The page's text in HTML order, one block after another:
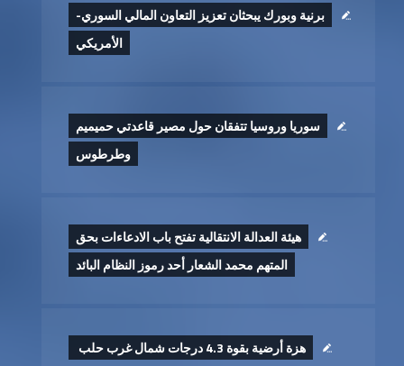
برنية وبورك يبحثان تعزيز التعاون المالي السوري-
الأمريكي
سوريا وروسيا تتفقان حول مصير قاعدتي حميميم
وطرطوس
هيئة العدالة الانتقالية تفتح باب الادعاءات بحق
المتهم محمد الشعار أحد رموز النظام البائد
هزة أرضية بقوة 4.3 درجات شمال غرب حلب ‏